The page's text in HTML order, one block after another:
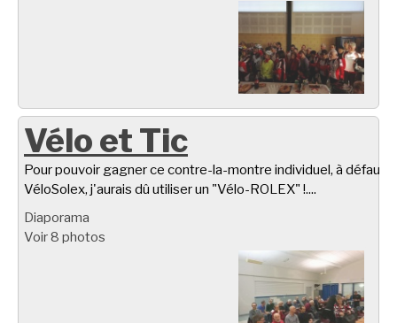
Vélo et Tic
Pour pouvoir gagner ce contre-la-montre individuel, à défaut
VéloSolex, j'aurais dû utiliser un "Vélo-ROLEX" !....
Diaporama
Voir 8 photos